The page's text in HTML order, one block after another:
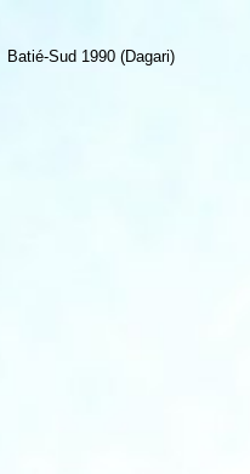
Batié-Sud 1990 (Dagari)